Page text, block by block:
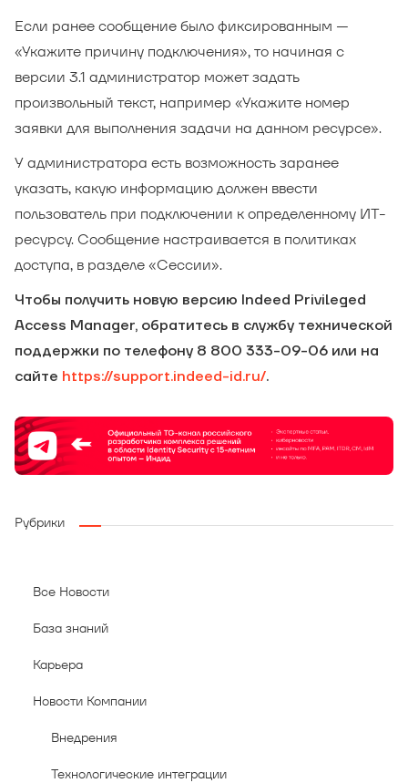
Если ранее сообщение было фиксированным —
«Укажите причину подключения», то начиная с
версии 3.1 администратор может задать
произвольный текст, например «Укажите номер
заявки для выполнения задачи на данном ресурсе».
У администратора есть возможность заранее
указать, какую информацию должен ввести
пользователь при подключении к определенному ИТ-
ресурсу. Сообщение настраивается в политиках
доступа, в разделе «Сессии».
Чтобы получить новую версию Indeed Privileged
Access Manager, обратитесь в службу технической
поддержки по телефону 8 800 333-09-06 или на
сайте https://support.indeed-id.ru/.
Рубрики
Все Новости
База знаний
Карьера
Новости Компании
Внедрения
Технологические интеграции